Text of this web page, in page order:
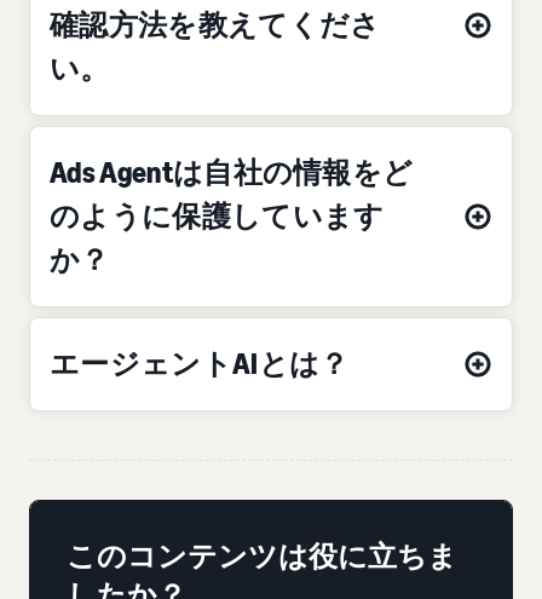
確認方法を教えてくださ
い。
Ads Agentは自社の情報をど
のように保護しています
か？
エージェントAIとは？
このコンテンツは役に立ちま